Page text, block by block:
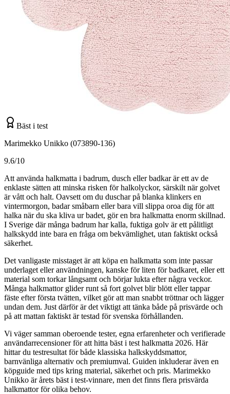
Bäst i test
Marimekko Unikko (073890-136)
9.6/10
Att använda halkmatta i badrum, dusch eller badkar är ett av de
enklaste sätten att minska risken för halkolyckor, särskilt när golvet
är vått och halt. Oavsett om du duschar på blanka klinkers en
vintermorgon, badar småbarn eller bara vill slippa oroa dig för att
halka när du ska kliva ur badet, gör en bra halkmatta enorm skillnad.
I Sverige där många badrum har kalla, fuktiga golv är ett pålitligt
halkskydd inte bara en fråga om bekvämlighet, utan faktiskt också
säkerhet.
Det vanligaste misstaget är att köpa en halkmatta som inte passar
underlaget eller användningen, kanske för liten för badkaret, eller ett
material som torkar långsamt och börjar lukta efter några veckor.
Många halkmattor glider runt så fort golvet blir blött eller tappar
fäste efter första tvätten, vilket gör att man snabbt tröttnar och lägger
undan dem. Just därför är det viktigt att tänka både på prisvärde och
på att mattan faktiskt är testad för svenska förhållanden.
Vi väger samman oberoende tester, egna erfarenheter och verifierade
användarrecensioner för att hitta bäst i test halkmatta 2026. Här
hittar du testresultat för både klassiska halkskyddsmattor,
barnvänliga alternativ och premiumval. Guiden inkluderar även en
köpguide med tips kring material, säkerhet och pris. Marimekko
Unikko är årets bäst i test-vinnare, men det finns flera prisvärda
halkmattor för olika behov.